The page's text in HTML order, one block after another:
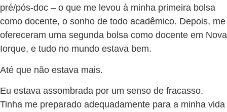
pré/pós-doc – o que me levou à minha primeira bolsa
como docente, o sonho de todo acadêmico. Depois, me
ofereceram uma segunda bolsa como docente em Nova
Iorque, e tudo no mundo estava bem.
Até que não estava mais.
Eu estava assombrada por um senso de fracasso.
Tinha me preparado adequadamente para a minha vida